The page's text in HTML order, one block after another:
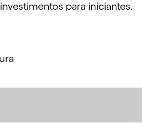
para iniciantes.